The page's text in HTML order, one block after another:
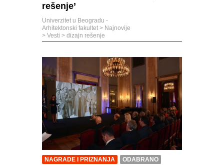
rešenje’
Univerzitet u Beogradu -
Arhitektonski fakultet > Najnovije
> Vesti > dizajn rešenje
NAGRADE I PRIZNANJA ODABRANO